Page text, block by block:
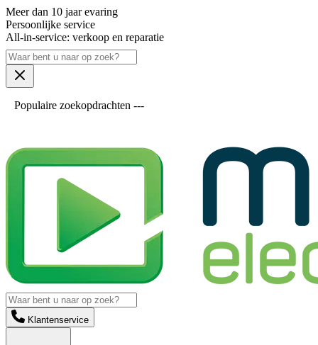
Meer dan 10 jaar evaring
Persoonlijke service
All-in-service: verkoop en reparatie
Populaire zoekopdrachten ---
Klantenservice